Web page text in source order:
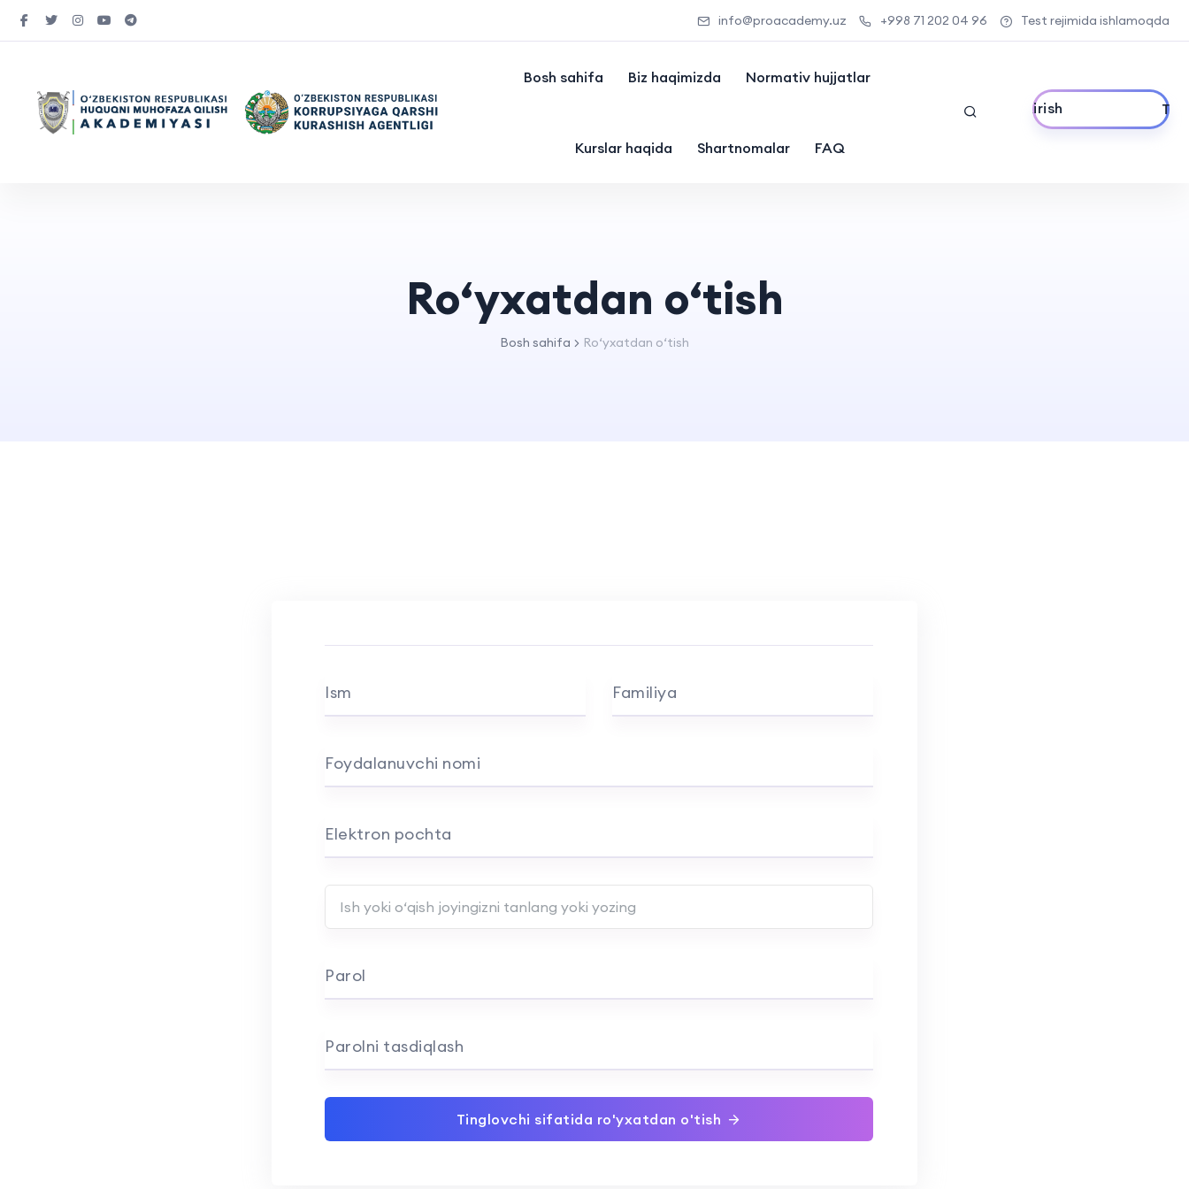
info@proacademy.uz +998 71 202 04 96 Test rejimida ishlamoqda
Bosh sahifa Biz haqimizda Normativ hujjatlar
Kurslar haqida Shartnomalar FAQ
Tizimga kirish
Ro‘yxatdan o‘tish
Bosh sahifa Ro‘yxatdan o‘tish
Ism Familiya
Foydalanuvchi nomi
Elektron pochta
Ish yoki o‘qish joyingiz nomini kiriting
Parol
Parolni tasdiqlash
Tinglovchi sifatida ro'yxatdan o'tish